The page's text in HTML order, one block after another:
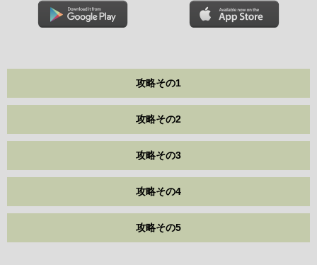
攻略その1
攻略その2
攻略その3
攻略その4
攻略その5